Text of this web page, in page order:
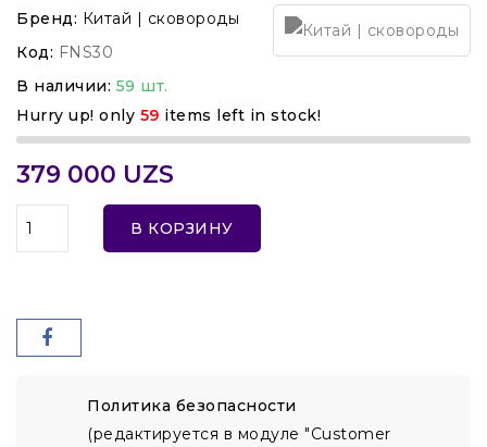
Бренд: Китай | сковороды
Код: FNS30
В наличии: 59 шт.
Hurry up! only 59 items left in stock!
379 000 UZS
В КОРЗИНУ
Политика безопасности
(редактируется в модуле "Customer